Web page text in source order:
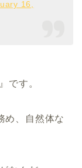
16,
です。
め、自然体な